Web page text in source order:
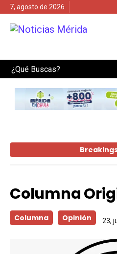
7, agosto de 2026
Search
Columna
Columna Opinión 23,